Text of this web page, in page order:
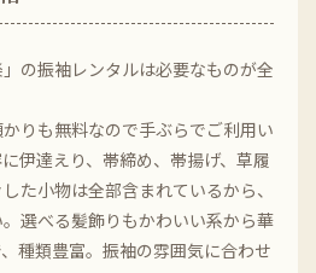
」の振袖レンタルは必要なものが全
りも無料なので手ぶらでご利用い
伊達えり、帯締め、帯揚げ、草履
た小物は全部含まれているから、
選べる髪飾りもかわいい系から華
種類豊富。振袖の雰囲気に合わせ